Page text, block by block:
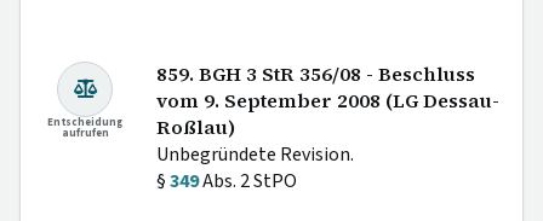
Entscheidung
aufrufen
859. BGH 3 StR 356/08 - Beschluss
vom 9. September 2008 (LG Dessau-
Roßlau)
Unbegründete Revision.
§349Abs. 2 StPO